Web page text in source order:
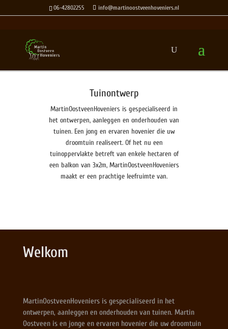
06-42802255 info@martinoostveenhoveniers.nl
Tuinontwerp
MartinOostveenHoveniers is gespecialiseerd in
het ontwerpen, aanleggen en onderhouden van
tuinen. Een jong en ervaren hovenier die uw
droomtuin realiseert. Of het nu een
tuinoppervlakte betreft van enkele hectaren of
een balkon van 3x2m, MartinOostveenHoveniers
maakt er een prachtige leefruimte van.
Welkom
MartinOostveenHoveniers is gespecialiseerd in het
ontwerpen, aanleggen en onderhouden van tuinen. Martin
Oostveen is en jonge en ervaren hovenier die uw droomtuin